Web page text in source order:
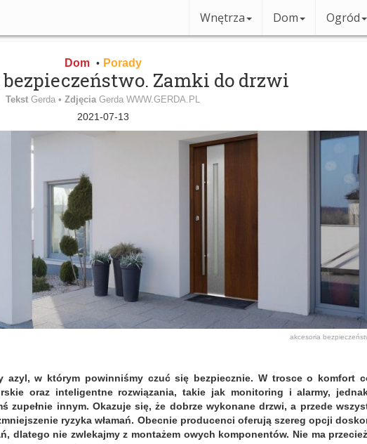
Wnętrza Dom Ogród
Dom • Porady
Zamki do drzwi
TekstGerda •ZdjęciaGerda WWW.GERDA.PL
2021-07-13
akcesoria
azyl, w którym powinniśmy czuć się bezpiecznie. W trosce o komfort
oraz inteligentne rozwiązania, takie jak monitoring i alarmy,
zupełnie innym. Okazuje się, że dobrze wykonane drzwi, a przede
ryzyka włamań. Obecnie producenci oferują szereg opcji
dlatego nie zwlekajmy z montażem owych komponentów. Nie ma